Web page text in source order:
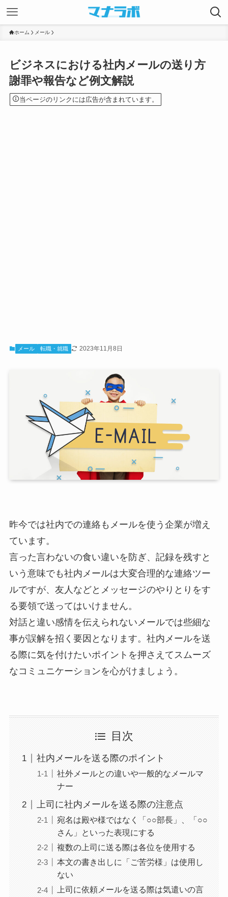
ホーム メール
ビジネスにおける社内メールの送り方
謝罪や報告など例文解説
当ページのリンクには広告が含まれています。
メール 転職・就職 2023年11月8日
昨今では社内での連絡もメールを使う企業が増え
ています。
言った言わないの食い違いを防ぎ、記録を残すと
いう意味でも社内メールは大変合理的な連絡ツー
ルですが、友人などとメッセージのやりとりをす
る要領で送ってはいけません。
対話と違い感情を伝えられないメールでは些細な
事が誤解を招く要因となります。社内メールを送
る際に気を付けたいポイントを押さえてスムーズ
なコミュニケーションを心がけましょう。
目次
社内メールを送る際のポイント
社外メールとの違いや一般的なメールマ
ナー
上司に社内メールを送る際の注意点
宛名は殿や様ではなく「○○部長」、「○○
さん」といった表現にする
複数の上司に送る際は各位を使用する
本文の書き出しに「ご苦労様」は使用し
ない
上司に依頼メールを送る際は気遣いの言